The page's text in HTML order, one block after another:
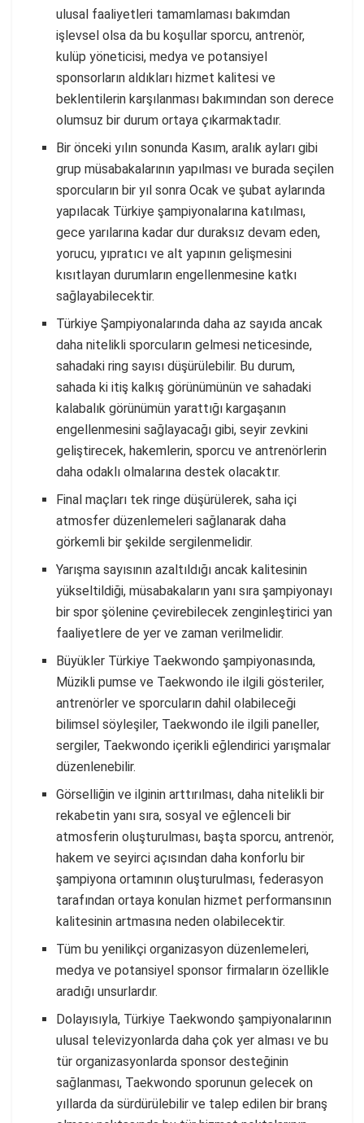
ulusal faaliyetleri tamamlaması bakımdan
işlevsel olsa da bu koşullar sporcu, antrenör,
kulüp yöneticisi, medya ve potansiyel
sponsorların aldıkları hizmet kalitesi ve
beklentilerin karşılanması bakımından son derece
olumsuz bir durum ortaya çıkarmaktadır.
Bir önceki yılın sonunda Kasım, aralık ayları gibi
grup müsabakalarının yapılması ve burada seçilen
sporcuların bir yıl sonra Ocak ve şubat aylarında
yapılacak Türkiye şampiyonalarına katılması,
gece yarılarına kadar dur duraksız devam eden,
yorucu, yıpratıcı ve alt yapının gelişmesini
kısıtlayan durumların engellenmesine katkı
sağlayabilecektir.
Türkiye Şampiyonalarında daha az sayıda ancak
daha nitelikli sporcuların gelmesi neticesinde,
sahadaki ring sayısı düşürülebilir. Bu durum,
sahada ki itiş kalkış görünümünün ve sahadaki
kalabalık görünümün yarattığı kargaşanın
engellenmesini sağlayacağı gibi, seyir zevkini
geliştirecek, hakemlerin, sporcu ve antrenörlerin
daha odaklı olmalarına destek olacaktır.
Final maçları tek ringe düşürülerek, saha içi
atmosfer düzenlemeleri sağlanarak daha
görkemli bir şekilde sergilenmelidir.
Yarışma sayısının azaltıldığı ancak kalitesinin
yükseltildiği, müsabakaların yanı sıra şampiyonayı
bir spor şölenine çevirebilecek zenginleştirici yan
faaliyetlere de yer ve zaman verilmelidir.
Büyükler Türkiye Taekwondo şampiyonasında,
Müzikli pumse ve Taekwondo ile ilgili gösteriler,
antrenörler ve sporcuların dahil olabileceği
bilimsel söyleşiler, Taekwondo ile ilgili paneller,
sergiler, Taekwondo içerikli eğlendirici yarışmalar
düzenlenebilir.
Görselliğin ve ilginin arttırılması, daha nitelikli bir
rekabetin yanı sıra, sosyal ve eğlenceli bir
atmosferin oluşturulması, başta sporcu, antrenör,
hakem ve seyirci açısından daha konforlu bir
şampiyona ortamının oluşturulması, federasyon
tarafından ortaya konulan hizmet performansının
kalitesinin artmasına neden olabilecektir.
Tüm bu yenilikçi organizasyon düzenlemeleri,
medya ve potansiyel sponsor firmaların özellikle
aradığı unsurlardır.
Dolayısıyla, Türkiye Taekwondo şampiyonalarının
ulusal televizyonlarda daha çok yer alması ve bu
tür organizasyonlarda sponsor desteğinin
sağlanması, Taekwondo sporunun gelecek on
yıllarda da sürdürülebilir ve talep edilen bir branş